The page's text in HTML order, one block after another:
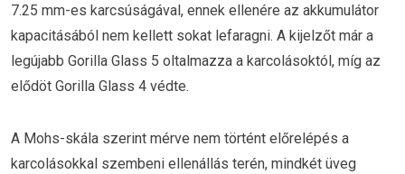
7.25 mm-es karcsúságával, ennek ellenére az akkumulátor
kapacitásából nem kellett sokat lefaragni. A kijelzőt már a
legújabb Gorilla Glass 5 oltalmazza a karcolásoktól, míg az
elődöt Gorilla Glass 4 védte.
A Mohs-skála szerint mérve nem történt előrelépés a
karcolásokkal szembeni ellenállás terén, mindkét üveg